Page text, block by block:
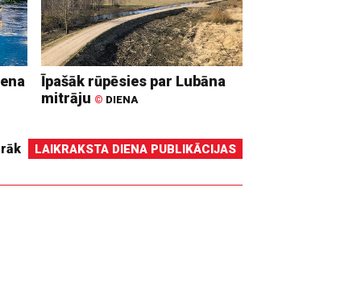
Īpašāk rūpēsies par Lubāna
mitrāju © DIENA
LAIKRAKSTA DIENA PUBLIKĀCIJAS